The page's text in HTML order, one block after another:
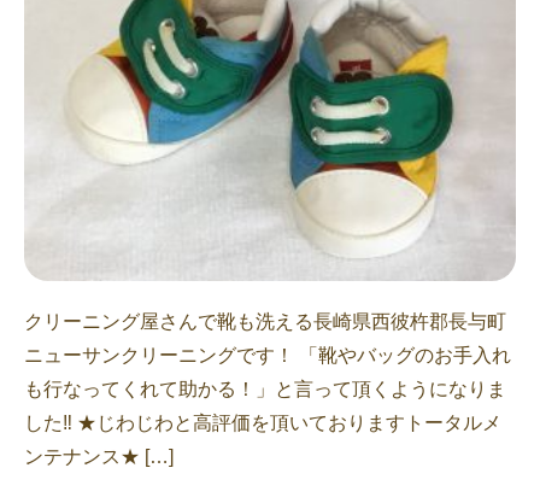
クリーニング屋さんで靴も洗える長崎県西彼杵郡長与町
ニューサンクリーニングです！ 「靴やバッグのお手入れ
も行なってくれて助かる！」と言って頂くようになりま
した‼︎ ★じわじわと高評価を頂いておりますトータルメ
ンテナンス★ […]